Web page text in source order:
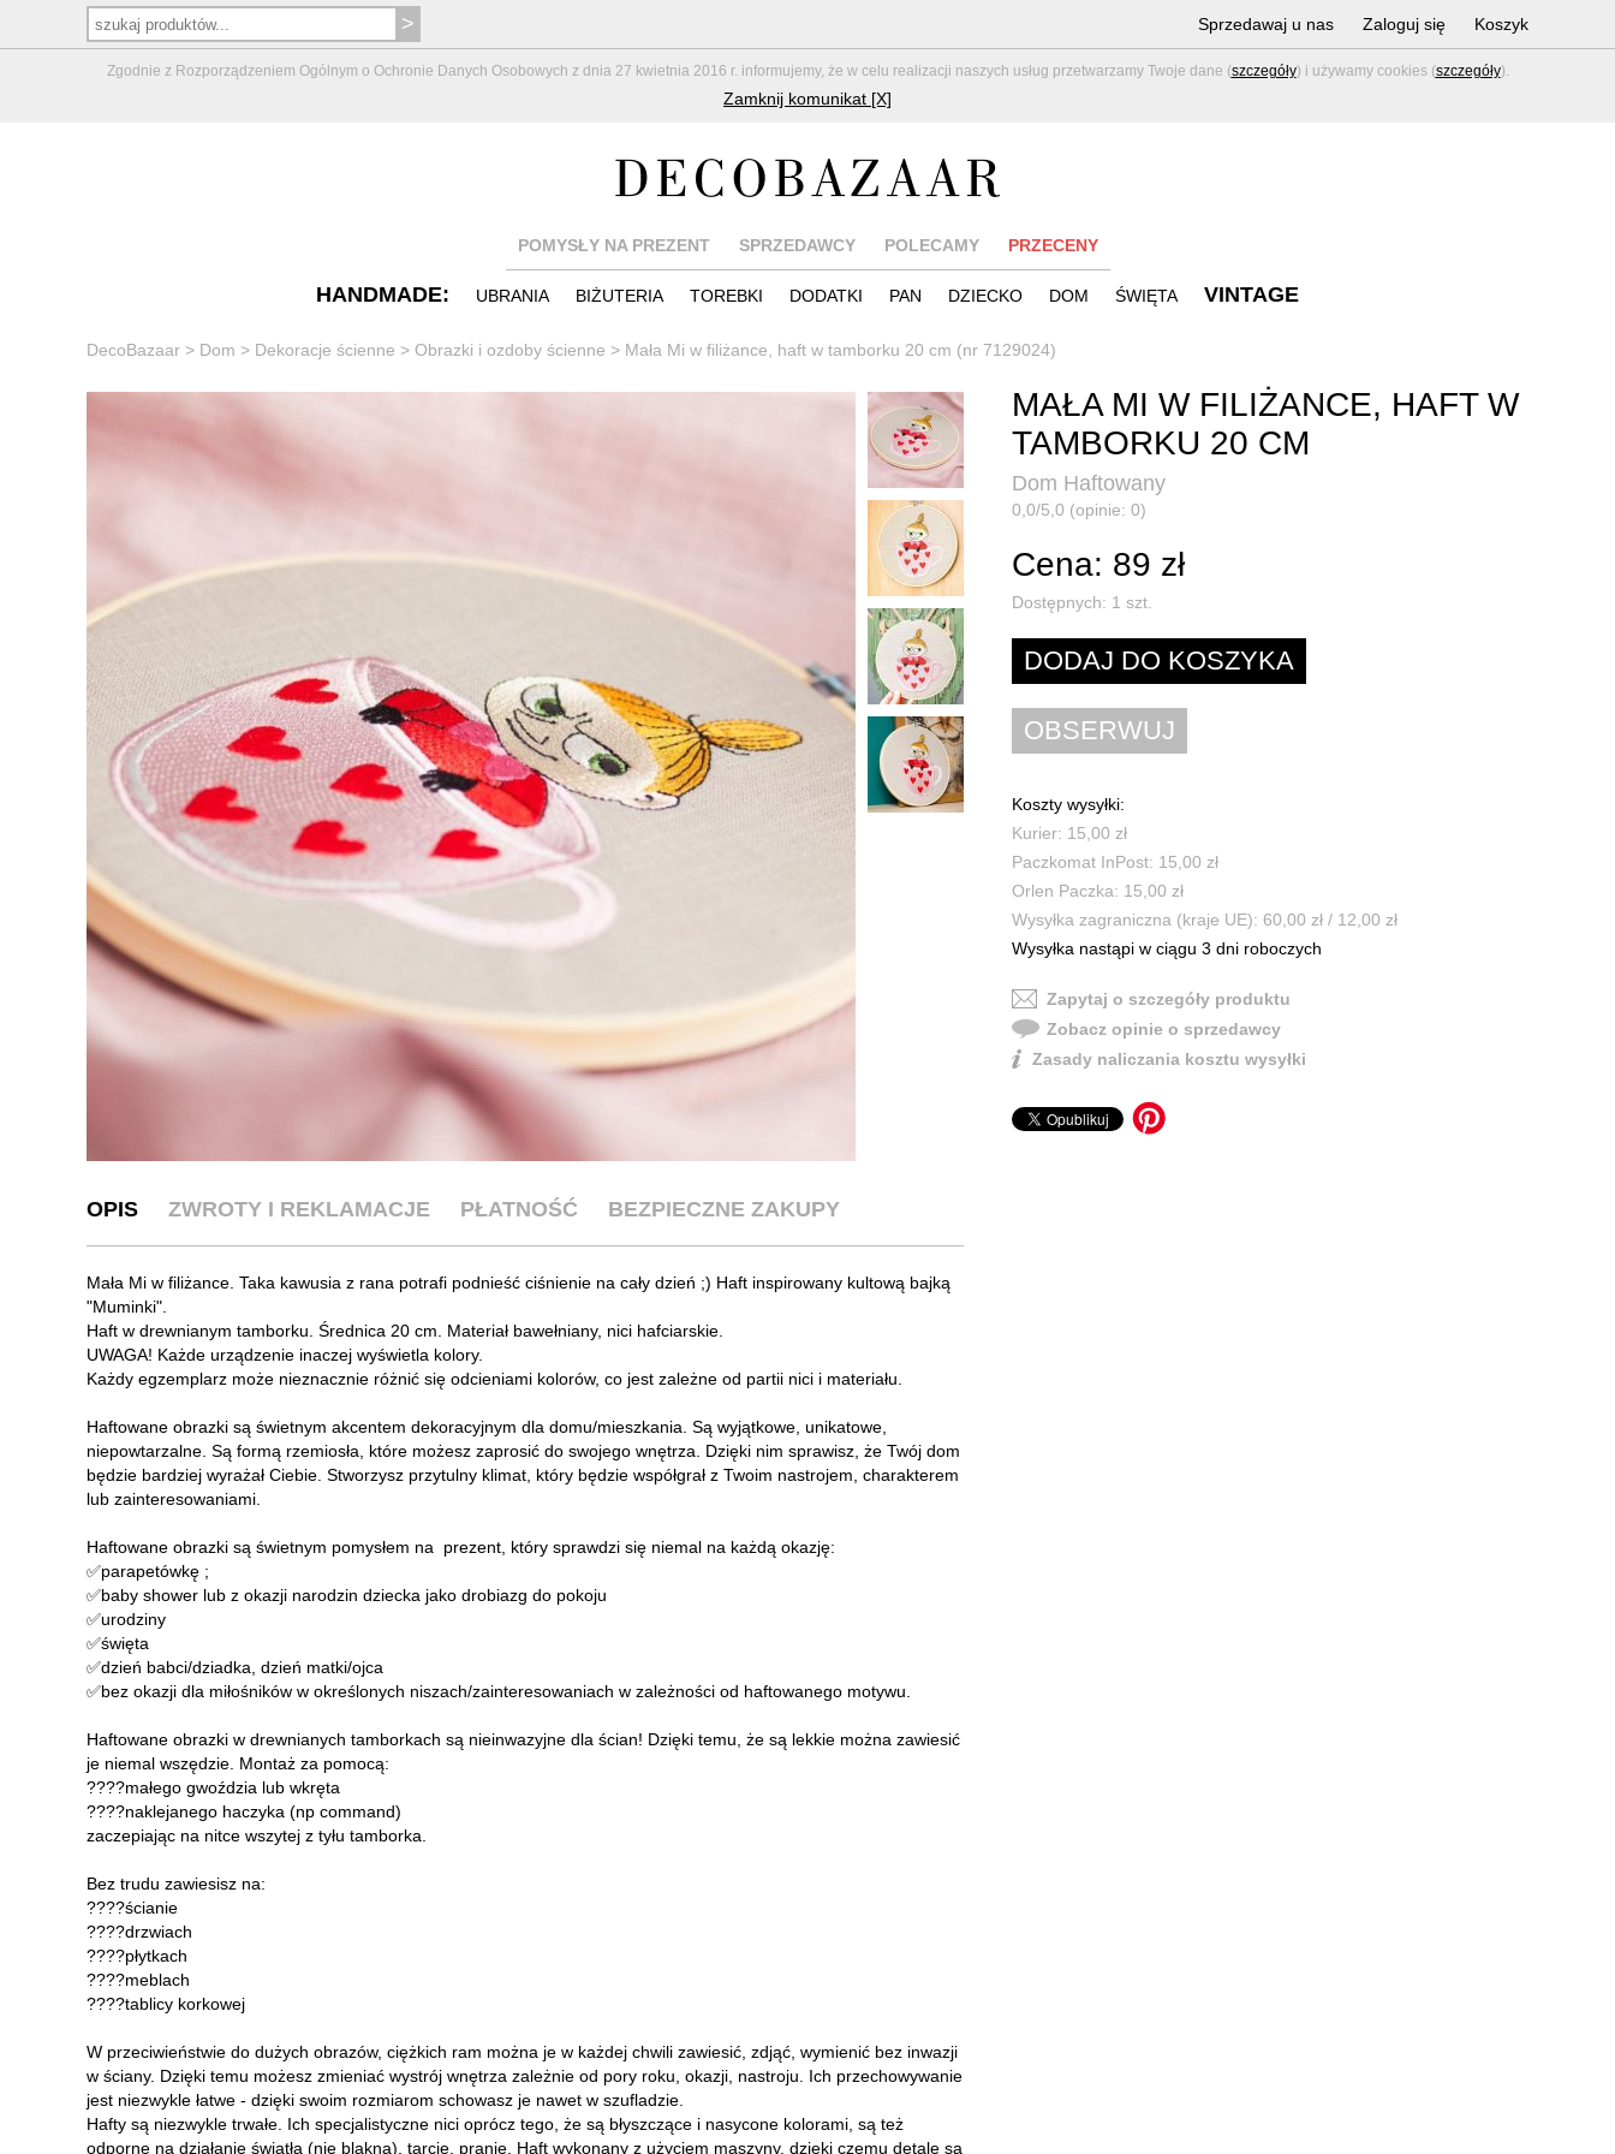
Zgodnie z Rozporządzeniem Ogólnym o Ochronie Danych Osobowych z dnia 27 kwietnia 2016 r. informujemy, że w celu realizacji naszych usług przetwarzamy Twoje dane (szczegóły) i używamy cookies (szczegóły).
Zamknij komunikat [X]
Sprzedawaj u nas Zaloguj się Koszyk
POMYSŁY NA PREZENT SPRZEDAWCY POLECAMY PRZECENY
HANDMADE: UBRANIA BIŻUTERIA TOREBKI DODATKI PAN DZIECKO DOM ŚWIĘTA VINTAGE
DecoBazaar > Dom > Dekoracje ścienne > Obrazki i ozdoby ścienne > Mała Mi w filiżance, haft w tamborku 20 cm (nr 7129024)
MAŁA MI W FILIŻANCE, HAFT W
TAMBORKU 20 CM
Dom Haftowany
0,0/5,0 (opinie: 0)
Cena: 89 zł
Dostępnych: 1 szt.
Koszty wysyłki:
Kurier: 15,00 zł
Paczkomat InPost: 15,00 zł
Orlen Paczka: 15,00 zł
Wysyłka zagraniczna (kraje UE): 60,00 zł / 12,00 zł
Wysyłka nastąpi w ciągu 3 dni roboczych
Zapytaj o szczegóły produktu
Zobacz opinie o sprzedawcy
Zasady naliczania kosztu wysyłki
OPIS ZWROTY I REKLAMACJE PŁATNOŚĆ BEZPIECZNE ZAKUPY
Mała Mi w filiżance. Taka kawusia z rana potrafi podnieść ciśnienie na cały dzień ;) Haft inspirowany kultową bajką
"Muminki".
Haft w drewnianym tamborku. Średnica 20 cm. Materiał bawełniany, nici hafciarskie.
UWAGA! Każde urządzenie inaczej wyświetla kolory.
Każdy egzemplarz może nieznacznie różnić się odcieniami kolorów, co jest zależne od partii nici i materiału.
Haftowane obrazki są świetnym akcentem dekoracyjnym dla domu/mieszkania. Są wyjątkowe, unikatowe,
niepowtarzalne. Są formą rzemiosła, które możesz zaprosić do swojego wnętrza. Dzięki nim sprawisz, że Twój dom
będzie bardziej wyrażał Ciebie. Stworzysz przytulny klimat, który będzie współgrał z Twoim nastrojem, charakterem
lub zainteresowaniami.
Haftowane obrazki są świetnym pomysłem na prezent, który sprawdzi się niemal na każdą okazję:
✅parapetówkę ;
✅baby shower lub z okazji narodzin dziecka jako drobiazg do pokoju
✅urodziny
✅święta
✅dzień babci/dziadka, dzień matki/ojca
✅bez okazji dla miłośników w określonych niszach/zainteresowaniach w zależności od haftowanego motywu.
Haftowane obrazki w drewnianych tamborkach są nieinwazyjne dla ścian! Dzięki temu, że są lekkie można zawiesić
je niemal wszędzie. Montaż za pomocą:
????małego gwoździa lub wkręta
????naklejanego haczyka (np command)
zaczepiając na nitce wszytej z tyłu tamborka.
Bez trudu zawiesisz na:
????ścianie
????drzwiach
????płytkach
????meblach
????tablicy korkowej
W przeciwieństwie do dużych obrazów, ciężkich ram można je w każdej chwili zawiesić, zdjąć, wymienić bez inwazji
w ściany. Dzięki temu możesz zmieniać wystrój wnętrza zależnie od pory roku, okazji, nastroju. Ich przechowywanie
jest niezwykle łatwe - dzięki swoim rozmiarom schowasz je nawet w szufladzie.
Hafty są niezwykle trwałe. Ich specjalistyczne nici oprócz tego, że są błyszczące i nasycone kolorami, są też
odporne na działanie światła (nie blakną), tarcie, pranie. Haft wykonany z użyciem maszyny, dzięki czemu detale są